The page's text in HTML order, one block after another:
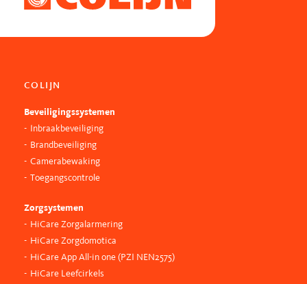
COLIJN
Beveiligingssystemen
Inbraakbeveiliging
Brandbeveiliging
Camerabewaking
Toegangscontrole
Zorgsystemen
HiCare Zorgalarmering
HiCare Zorgdomotica
HiCare App All-in one (PZI NEN2575)
HiCare Leefcirkels